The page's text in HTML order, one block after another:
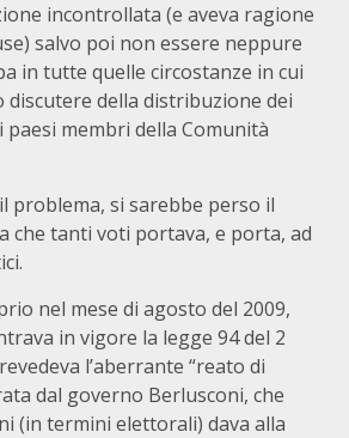
incontrollata (e aveva ragione
salvo poi non essere neppure
in tutte quelle circostanze in cui
discutere della distribuzione dei
membri della Comunità
problema, si sarebbe perso il
che tanti voti portava, e porta, ad
nel mese di agosto del 2009,
in vigore la legge 94 del 2
l’aberrante “reato di
dal governo Berlusconi, che
(in termini elettorali) dava alla